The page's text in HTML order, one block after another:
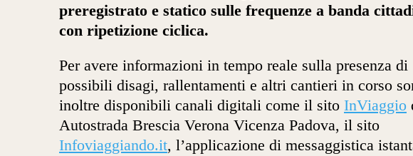
preregistrato e statico sulle frequenze a banda
con ripetizione ciclica.
Per avere informazioni in tempo reale sulla presenza di
possibili disagi, rallentamenti e altri cantieri in corso
inoltre disponibili canali digitali come il sito InViaggio
Autostrada Brescia Verona Vicenza Padova, il sito
Infoviaggiando.it, l’applicazione di messaggistica